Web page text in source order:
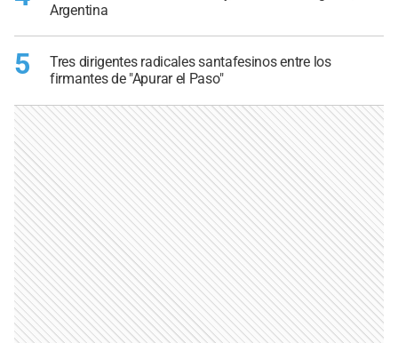
Argentina
5
Tres dirigentes radicales santafesinos entre los
firmantes de "Apurar el Paso"